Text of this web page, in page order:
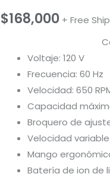
$168,000 + Free
Voltaje: 120 V
Frecuencia: 60 Hz
Velocidad: 650
Capacidad
Broquero de
Velocidad
Mango
Batería de ion de